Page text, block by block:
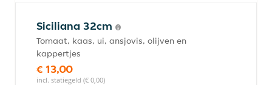
Siciliana 32cm
Tomaat, kaas, ui, ansjovis, olijven en
kappertjes
€ 13,00
incl. statiegeld (€ 0,00)